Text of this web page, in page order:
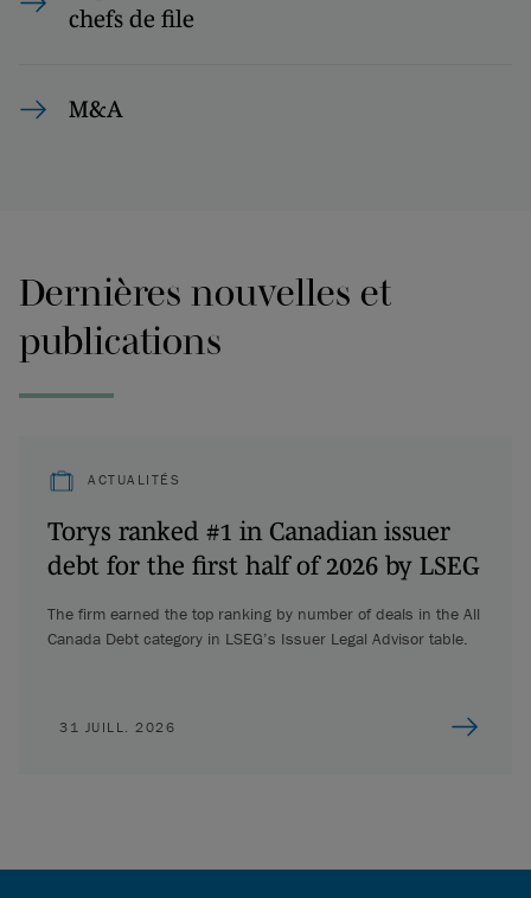
chefs de file
M&A
Dernières nouvelles et
publications
ACTUALITÉS
Torys ranked #1 in Canadian issuer
debt for the first half of 2026 by LSEG
The firm earned the top ranking by number of deals in the All
Canada Debt category in LSEG’s Issuer Legal Advisor table.
31 JUILL. 2026